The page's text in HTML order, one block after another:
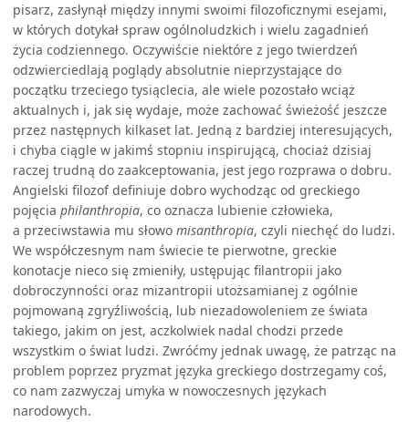
pisarz, zasłynął między innymi swoimi filozoficznymi esejami,
w których dotykał spraw ogólnoludzkich i wielu zagadnień
życia codziennego. Oczywiście niektóre z jego twierdzeń
odzwierciedlają poglądy absolutnie nieprzystające do
początku trzeciego tysiąclecia, ale wiele pozostało wciąż
aktualnych i, jak się wydaje, może zachować świeżość jeszcze
przez następnych kilkaset lat. Jedną z bardziej interesujących,
i chyba ciągle w jakimś stopniu inspirującą, chociaż dzisiaj
raczej trudną do zaakceptowania, jest jego rozprawa o dobru.
Angielski filozof definiuje dobro wychodząc od greckiego
pojęcia philanthropia, co oznacza lubienie człowieka,
a przeciwstawia mu słowo misanthropia, czyli niechęć do ludzi.
We współczesnym nam świecie te pierwotne, greckie
konotacje nieco się zmieniły, ustępując filantropii jako
dobroczynności oraz mizantropii utożsamianej z ogólnie
pojmowaną zgryźliwością, lub niezadowoleniem ze świata
takiego, jakim on jest, aczkolwiek nadal chodzi przede
wszystkim o świat ludzi. Zwróćmy jednak uwagę, że patrząc na
problem poprzez pryzmat języka greckiego dostrzegamy coś,
co nam zazwyczaj umyka w nowoczesnych językach
narodowych.